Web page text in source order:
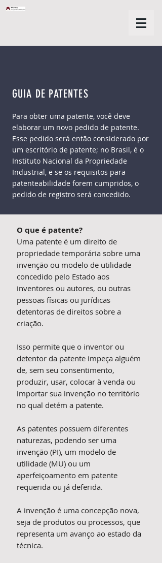
GUIA DE PATENTES
Para obter uma patente, você deve
elaborar um novo pedido de patente.
Esse pedido será então considerado por
um escritório de patente; no Brasil, é o
Instituto Nacional da Propriedade
Industrial, e se os requisitos para
patenteabilidade forem cumpridos, o
pedido de registro será concedido.
O que é patente?
Uma patente é um direito de
propriedade temporária sobre uma
invenção ou modelo de utilidade
concedido pelo Estado aos
inventores ou autores, ou outras
pessoas físicas ou jurídicas
detentoras de direitos sobre a
criação.
Isso permite que o inventor ou
detentor da patente impeça alguém
de, sem seu consentimento,
produzir, usar, colocar à venda ou
importar sua invenção no território
no qual detém a patente.
As patentes possuem diferentes
naturezas, podendo ser uma
invenção (PI), um modelo de
utilidade (MU) ou um
aperfeiçoamento em patente
requerida ou já deferida.
A invenção é uma concepção nova,
seja de produtos ou processos, que
representa um avanço ao estado da
técnica.